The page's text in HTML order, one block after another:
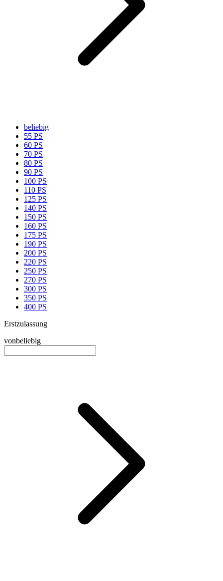
beliebig
55 PS
60 PS
70 PS
80 PS
90 PS
100 PS
110 PS
125 PS
140 PS
150 PS
160 PS
175 PS
190 PS
200 PS
220 PS
250 PS
270 PS
300 PS
350 PS
400 PS
Erstzulassung
vonbeliebig